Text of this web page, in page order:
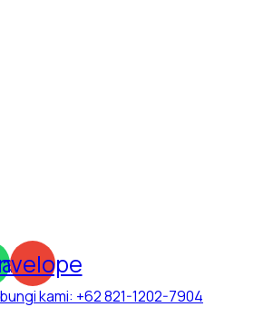
kami: +62 821-1202-7904